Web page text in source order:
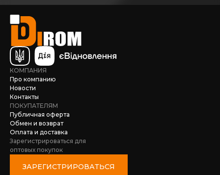
КОМПАНИЯ
Про компанию
Новости
Контакты
ПОКУПАТЕЛЯМ
Публичная оферта
Обмен и возврат
Оплата и доставка
Зарегистрироваться для
оптовых покупок
ЗАРЕГИСТРИРОВАТЬСЯ